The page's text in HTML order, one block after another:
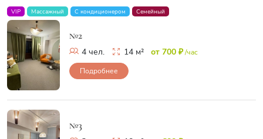
VIP Массажный С кондиционером Семейный
№2
4 чел. 14 м² от 700 ₽/час
Подробнее
№3